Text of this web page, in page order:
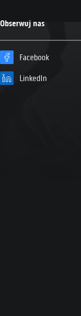
Obserwuj nas
Facebook
LinkedIn